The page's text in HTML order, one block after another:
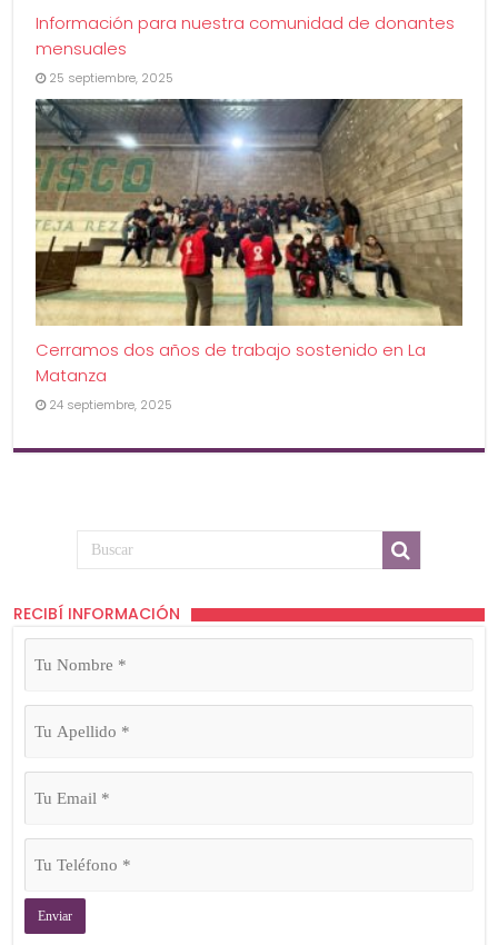
Información para nuestra comunidad de donantes
mensuales
25 septiembre, 2025
Cerramos dos años de trabajo sostenido en La
Matanza
24 septiembre, 2025
RECIBÍ INFORMACIÓN
Tu
Nombre
Tu
Apellido
Tu
Email
Tu
Teléfono